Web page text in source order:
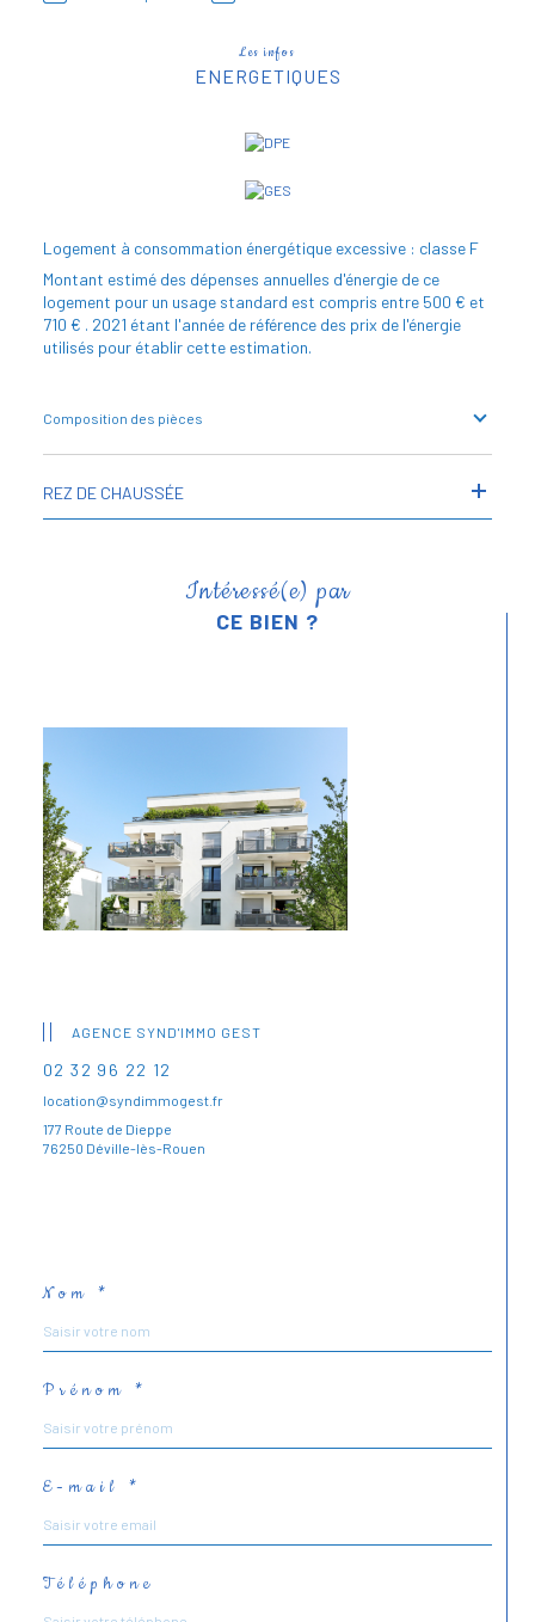
Les infos
ENERGETIQUES
Logement à consommation énergétique excessive : classe F
Montant estimé des dépenses annuelles d'énergie de ce
logement pour un usage standard est compris entre 500 € et
710 € . 2021 étant l'année de référence des prix de l'énergie
utilisés pour établir cette estimation.
Composition des pièces
REZ DE CHAUSSÉE
Intéressé(e) par
CE BIEN ?
AGENCE SYND'IMMO GEST
02 32 96 22 12
location@syndimmogest.fr
177 Route de Dieppe
76250 Déville-lès-Rouen
Nom *
Prénom *
E-mail *
Téléphone